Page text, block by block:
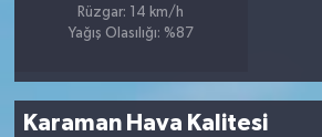
Rüzgar: 14 km/h
Yağış Olasılığı: %87
Karaman Hava Kalitesi